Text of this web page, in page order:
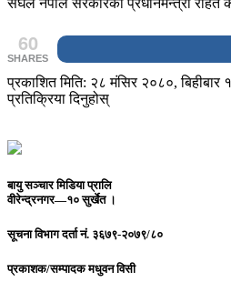
60
SHARES
प्रकाशित मिति: २८ मंसिर २०८०, बिहीबार
प्रतिक्रिया दिनुहोस्
बायु सञ्चार मिडिया प्रालि
वीरेन्द्रनगर—१० सुर्खेत ।
सूचना विभाग दर्ता नं. ३६७९-२०७९/८०
प्रकाशक/सम्पादकमधुवन विसी